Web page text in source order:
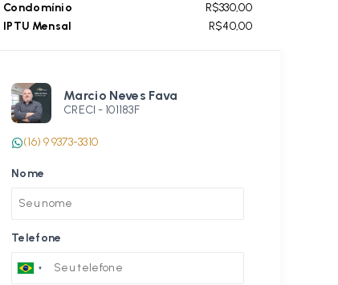
Condomínio
R$330,00
IPTU Mensal
R$40,00
Marcio Neves Fava
CRECI - 101183F
(16) 9 9373-3310
Nome
Telefone